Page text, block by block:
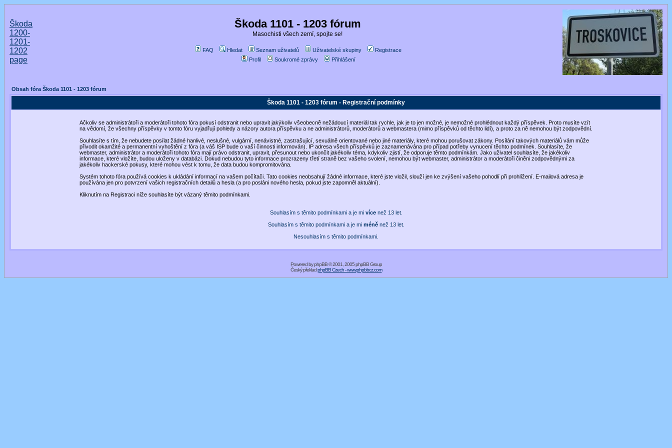
Škoda
1200-
1201-
1202
page
Škoda 1101 - 1203 fórum
Masochisti všech zemí, spojte se!
FAQ Hledat Seznam uživatelů Uživatelské skupiny
Registrace
Profil
Soukromé zprávy Přihlášení
Obsah fóra Škoda 1101 - 1203 fórum
Škoda 1101 - 1203 fórum - Registrační podmínky
Ačkoliv se administrátoři a moderátoři tohoto fóra pokusí odstranit nebo upravit jakýkoliv všeobecně nežádoucí materiál tak rychle, jak je to jen možné, je nemožné prohlédnout každý příspěvek. Proto musíte vzít
na vědomí, že všechny příspěvky v tomto fóru vyjadřují pohledy a názory autora příspěvku a ne administrátorů, moderátorů a webmastera (mimo příspěvků od těchto lidí), a proto za ně nemohou být zodpovědní.
Souhlasíte s tím, že nebudete posílat žádné hanlivé, neslušné, vulgární, nenávistné, zastrašující, sexuálně orientované nebo jiné materiály, které mohou porušovat zákony. Posílání takových materiálů vám může
přivodit okamžité a permanentní vyhoštění z fóra (a váš ISP bude o vaší činnosti informován). IP adresa všech příspěvků je zaznamenávána pro případ potřeby vynucení těchto podmínek. Souhlasíte, že
webmaster, administrátor a moderátoři tohoto fóra mají právo odstranit, upravit, přesunout nebo ukončit jakékoliv téma, kdykoliv zjistí, že odporuje těmto podmínkám. Jako uživatel souhlasíte, že jakékoliv
informace, které vložíte, budou uloženy v databázi. Dokud nebudou tyto informace prozrazeny třetí straně bez vašeho svolení, nemohou být webmaster, administrátor a moderátoři činěni zodpovědnými za
jakékoliv hackerské pokusy, které mohou vést k tomu, že data budou kompromitována.
Systém tohoto fóra používá cookies k ukládání informací na vašem počítači. Tato cookies neobsahují žádné informace, které jste vložil, slouží jen ke zvýšení vašeho pohodlí při prohlížení. E-mailová adresa je
používána jen pro potvrzení vašich registračních detailů a hesla (a pro posláni nového hesla, pokud jste zapomněl aktuální).
Kliknutím na Registraci níže souhlasíte být vázaný těmito podmínkami.
Souhlasím s těmito podmínkami a je mi vícenež 13 let.
Souhlasím s těmito podmínkami a je mi méněnež 13 let.
Nesouhlasím s těmito podmínkami.
Powered byphpBB© 2001, 2005 phpBB Group
Český překladphpBB Czech - www.phpbbcz.com